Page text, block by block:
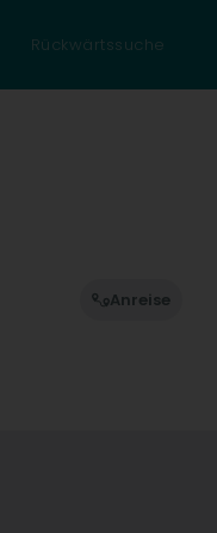
Rückwärtssuche
Anreise